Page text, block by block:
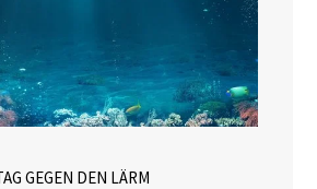
GEGEN DEN LÄRM